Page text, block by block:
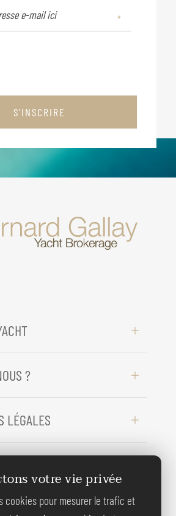
S'INSCRIRE
?
LÉGALES
votre vie privée
cookies pour mesurer le trafic et